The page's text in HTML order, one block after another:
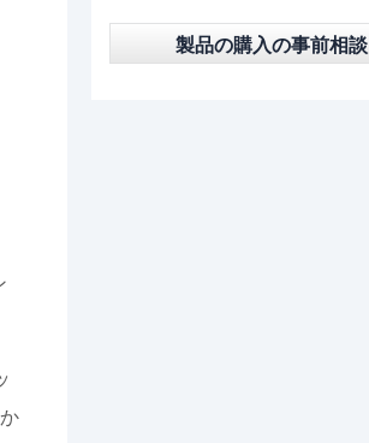
製品の購入の事前相談